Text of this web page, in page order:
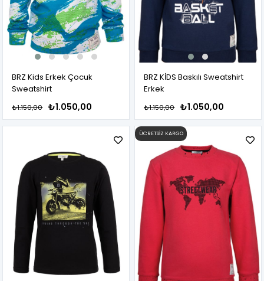
BRZ Kids Erkek Çocuk
Sweatshirt
₺1.050,00
₺1.150,00
BRZ KİDS Baskılı Sweatshirt
Erkek
₺1.050,00
₺1.150,00
ÜCRETSIZ KARGO